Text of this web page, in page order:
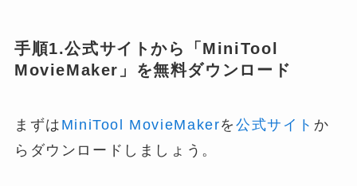
手順1.公式サイトから「MiniTool
MovieMaker」を無料ダウンロード
まずは MiniTool MovieMakerを公式サイト か
らダウンロードしましょう。